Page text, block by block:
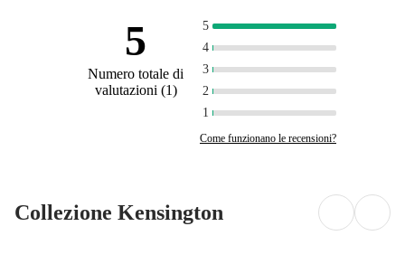
5
Numero totale di
valutazioni (1)
5
4
3
2
1
Come funzionano le recensioni?
Collezione Kensington